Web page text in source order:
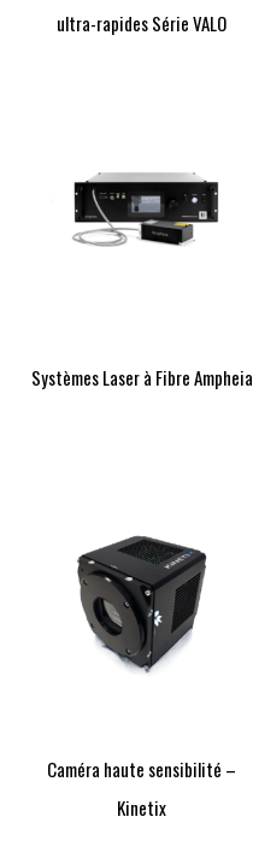
ultra-rapides Série VALO
Systèmes Laser à Fibre Ampheia
Caméra haute sensibilité –
Kinetix